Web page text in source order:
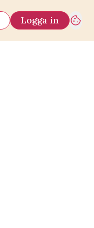
Logga in